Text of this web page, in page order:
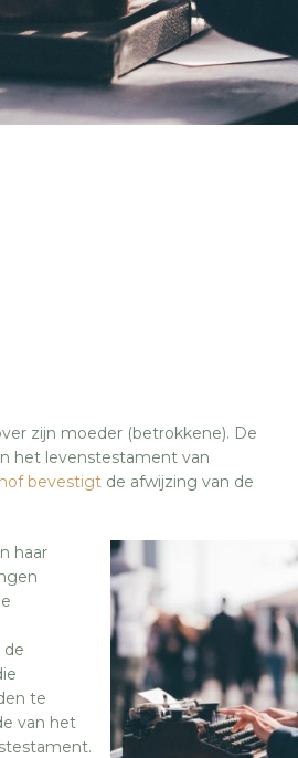
zijn moeder (betrokkene). De
het levenstestament van
bevestigt de afwijzing van de
haar
de
te
van het